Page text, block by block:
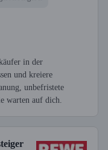
in der
und kreiere
unbefristete
warten auf dich.